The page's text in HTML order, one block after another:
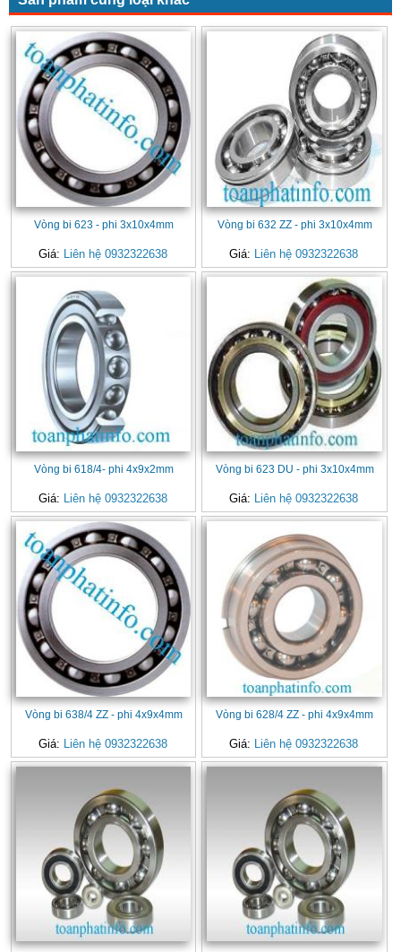
Vòng bi 623 - phi 3x10x4mm
Giá: Liên hệ 0932322638
Vòng bi 632 ZZ - phi 3x10x4mm
Giá: Liên hệ 0932322638
Vòng bi 618/4- phi 4x9x2mm
Giá: Liên hệ 0932322638
Vòng bi 623 DU - phi 3x10x4mm
Giá: Liên hệ 0932322638
Vòng bi 638/4 ZZ - phi 4x9x4mm
Giá: Liên hệ 0932322638
Vòng bi 628/4 ZZ - phi 4x9x4mm
Giá: Liên hệ 0932322638